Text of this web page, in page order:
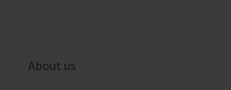
About us